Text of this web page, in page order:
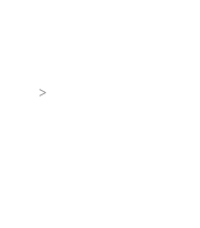
>